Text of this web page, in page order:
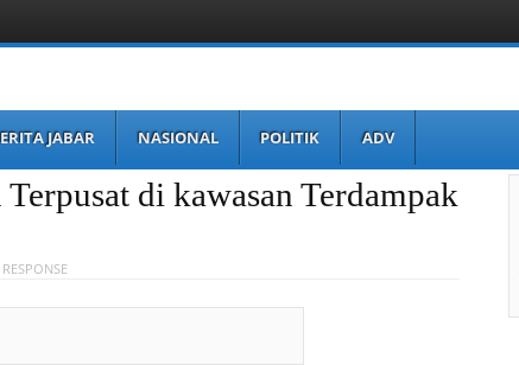
JABAR NASIONAL POLITIK ADV
di kawasan Terdampak